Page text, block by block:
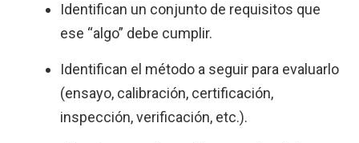
Identifican un conjunto de requisitos que
ese “algo” debe cumplir.
Identifican el método a seguir para evaluarlo
(ensayo, calibración, certificación,
inspección, verificación, etc.).